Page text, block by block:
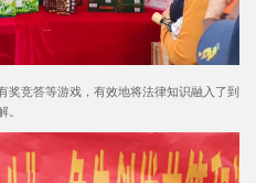
奖竞答等游戏，有效地将法律知识融入了到
。